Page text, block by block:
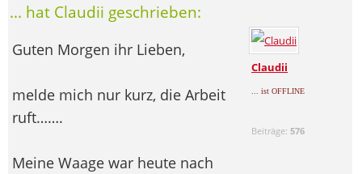
... hat Claudii geschrieben:
Claudii
... ist OFFLINE
Beiträge: 576
Guten Morgen ihr Lieben,
melde mich nur kurz, die Arbeit
ruft…….
Meine Waage war heute nach